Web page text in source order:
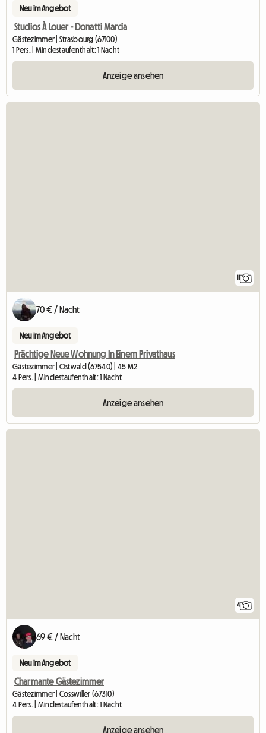
Neu im Angebot
Studios À Louer - Donatti Marcia
Gästezimmer | Strasbourg (67100)
1 Pers. | Mindestaufenthalt: 1 Nacht
Anzeige ansehen
11
70 € / Nacht
Neu im Angebot
Prächtige Neue Wohnung In Einem Privathaus
Gästezimmer | Ostwald (67540) | 45 M2
4 Pers. | Mindestaufenthalt: 1 Nacht
Anzeige ansehen
4
69 € / Nacht
Neu im Angebot
Charmante Gästezimmer
Gästezimmer | Cosswiller (67310)
4 Pers. | Mindestaufenthalt: 1 Nacht
Anzeige ansehen